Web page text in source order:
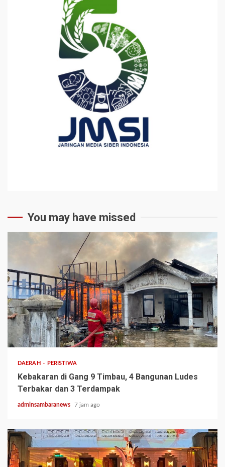
You may have missed
2 min read
DAERAH PERISTIWA
Kebakaran di Gang 9 Timbau, 4 Bangunan Ludes
Terbakar dan 3 Terdampak
adminsambaranews 7 jam ago